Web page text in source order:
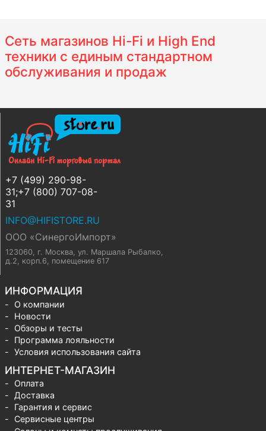
Сеть магазинов Hi-Fi и High End
техники с единым стандартном
обслуживания и продаж
+7 (499) 290-98-
31;+7 (800) 707-08-
31
INFO@HIFISTORE.RU
ООО «СинергоИмпорт»
123060, г. Москва, ул. Маршала Рыбалко,
д.2, корп.6, помещение 617
ИНФОРМАЦИЯ
О компании
Новости
Обзоры и тесты
Программа лояльности
Условия использования сайта
ИНТЕРНЕТ-МАГАЗИН
Оплата
Доставка
Гарантия и сервис
Сервисные центры